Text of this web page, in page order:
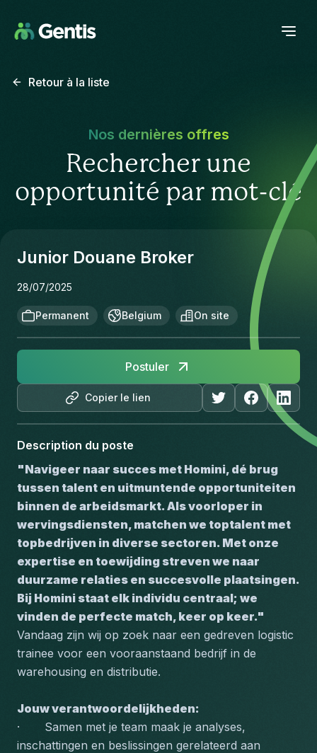
Retour à la liste
Nos dernières offres
Rechercher une
opportunité par mot-clé
Junior Douane Broker
28/07/2025
Permanent Belgium On site
Copier le lien
Postuler
Description du poste
"Navigeer naar succes met Homini, dé brug
tussen talent en uitmuntende opportuniteiten
binnen de arbeidsmarkt. Als voorloper in
wervingsdiensten, matchen we toptalent met
topbedrijven in diverse sectoren. Met onze
expertise en toewijding streven we naar
duurzame relaties en succesvolle plaatsingen.
Bij Homini staat elk individu centraal; we
vinden de perfecte match, keer op keer."
Vandaag zijn wij op zoek naar een gedreven logistic
trainee voor een vooraanstaand bedrijf in de
warehousing en distributie.
Jouw verantwoordelijkheden:
·       Samen met je team maak je analyses,
inschattingen en beslissingen gerelateerd aan